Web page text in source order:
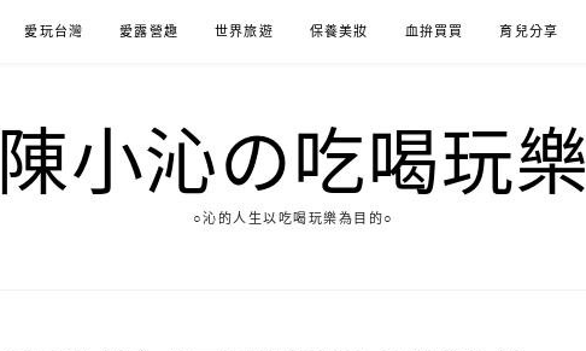
愛玩台灣 愛露營趣 世界旅遊 保養美妝 血拚買買 育兒分享
陳小沁の吃喝玩樂
○沁的人生以吃喝玩樂為目的○